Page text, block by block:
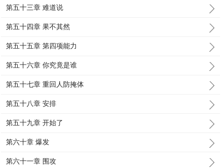
第五十三章 难道说
第五十四章 果不其然
第五十五章 第四项能力
第五十六章 你究竟是谁
第五十七章 重回人防掩体
第五十八章 安排
第五十九章 开始了
第六十章 爆发
第六十一章 围攻